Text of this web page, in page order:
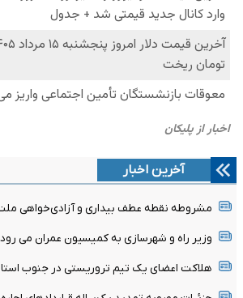
آخرین اخبار
مشروطه نقطه عطف بیداری و آزادی‌خواهی ملت
وزیر راه و شهرسازی به کمیسیون عمران می رود
هلاکت اعضای یک تیم تروریستی در جنوب